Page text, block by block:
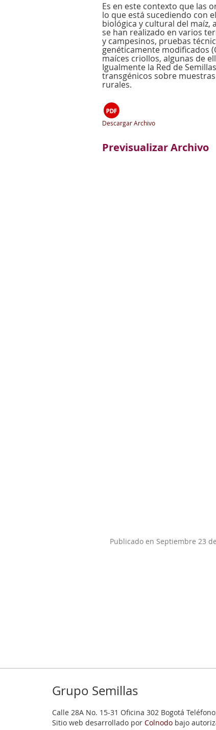
Es en este contexto que las
lo que está sucediendo con
biológica y cultural del maíz,
se han realizado en varios
y campesinos, pruebas
genéticamente modificados
maíces criollos, algunas de
Igualmente la Red de
transgénicos sobre
rurales.
Descargar Archivo
Previsualizar Archivo
Publicado en Septiembre 23
Grupo Semillas
Calle 28A No. 15-31 Oficina 302 Bogotá
Sitio web desarrollado por Colnodo bajo